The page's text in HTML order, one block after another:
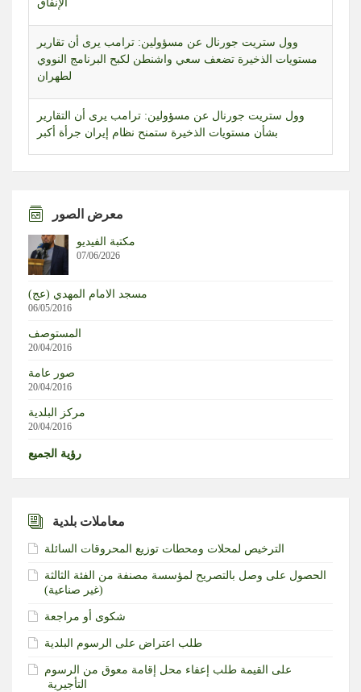
وول ستريت جورنال عن مسؤولين: ترامب يرى أن تقارير
مستويات الذخيرة تضعف سعي واشنطن لكبح البرنامج النووي
لطهران
وول ستريت جورنال عن مسؤولين: ترامب يرى أن التقارير
بشأن مستويات الذخيرة ستمنح نظام إيران جرأة أكبر
وول ستريت جورنال عن مسؤولين: ترامب طلب تحقيقات
محمد بن سلمان تلقى اتصالا من ماكرون بحثا خلاله جهود
تعزيز الاستقرار بالمنطقة وتحقيق أمن وحرية الملاحة البحرية
تجدد إطلاق النار بشكل مكثف من الدبابات الإسرائيلية في
منطقة الشاكوش شمالي مدينة رفح
إطلاق نار مكثف من الدبابات الإسرائيلية قرب شارع الطينة
شمالي مدينة رفح جنوبي قطاع غزة
قوات الاحتلال تقتحم قرية كفر عبوش جنوب طولكرم وتداهم
عدة منازل
معرض الصور
مكتبة الفيديو
07/06/2026
مسجد الامام المهدي (عج)
06/05/2016
المستوصف
20/04/2016
صور عامة
20/04/2016
مركز البلدية
20/04/2016
رؤية الجميع
معاملات بلدية
الترخيص لمحلات ومحطات توزيع المحروقات السائلة
الحصول على وصل بالتصريح لمؤسسة مصنفة من الفئة الثالثة
(غير صناعية)‏
شكوى أو مراجعة
طلب اعتراض على الرسوم البلدية
طلب إعفاء محل إقامة معوق من الرسوم‎ ‎على القيمة
التأجيرية ‏